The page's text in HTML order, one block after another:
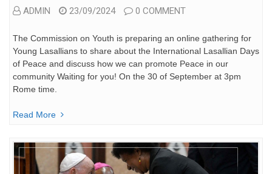
ADMIN 23/09/2024 0 COMMENT
The Commission on Youth is preparing an online gathering for
Young Lasallians to share about the International Lasallian Days
of Peace and discuss how we can promote Peace in our
community Waiting for you! On the 30 of September at 3pm
Rome time.
Read More